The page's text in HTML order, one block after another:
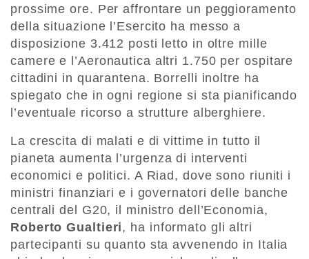
prossime ore. Per affrontare un peggioramento
della situazione l’Esercito ha messo a
disposizione 3.412 posti letto in oltre mille
camere e l’Aeronautica altri 1.750 per ospitare
cittadini in quarantena. Borrelli inoltre ha
spiegato che in ogni regione si sta pianificando
l’eventuale ricorso a strutture alberghiere.
La crescita di malati e di vittime in tutto il
pianeta aumenta l’urgenza di interventi
economici e politici. A Riad, dove sono riuniti i
ministri finanziari e i governatori delle banche
centrali del G20, il ministro dell’Economia,
Roberto Gualtieri, ha informato gli altri
partecipanti su quanto sta avvenendo in Italia